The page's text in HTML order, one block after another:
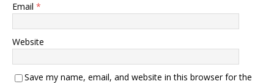
Email *
Website
Save my name, email, and website in this browser for the